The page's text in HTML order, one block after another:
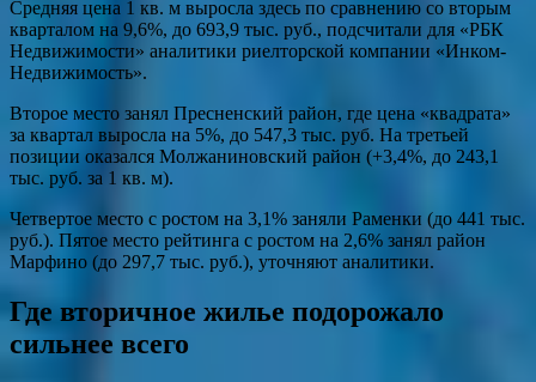
Средняя цена 1 кв. м выросла здесь по сравнению со вторым
кварталом на 9,6%, до 693,9 тыс. руб., подсчитали для «РБК
Недвижимости» аналитики риелторской компании «Инком-
Недвижимость».
Второе место занял Пресненский район, где цена «квадрата»
за квартал выросла на 5%, до 547,3 тыс. руб. На третьей
позиции оказался Молжаниновский район (+3,4%, до 243,1
тыс. руб. за 1 кв. м).
Четвертое место с ростом на 3,1% заняли Раменки (до 441 тыс.
руб.). Пятое место рейтинга с ростом на 2,6% занял район
Марфино (до 297,7 тыс. руб.), уточняют аналитики.
Где вторичное жилье подорожало
сильнее всего